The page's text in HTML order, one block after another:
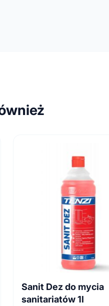
Sanit Dez do mycia
sanitariatów 1l